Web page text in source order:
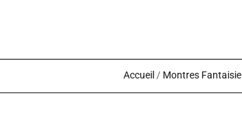
Accueil / Montres Fantaisie